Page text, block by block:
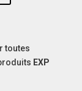
toutes
EXP